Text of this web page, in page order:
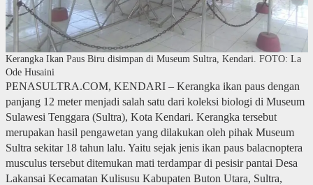
Kerangka Ikan Paus Biru disimpan di Museum Sultra, Kendari. FOTO: La
Ode Husaini
PENASULTRA.COM, KENDARI – Kerangka ikan paus dengan
panjang 12 meter menjadi salah satu dari koleksi biologi di Museum
Sulawesi Tenggara (Sultra), Kota Kendari. Kerangka tersebut
merupakan hasil pengawetan yang dilakukan oleh pihak Museum
Sultra sekitar 18 tahun lalu. Yaitu sejak jenis ikan paus balacnoptera
musculus tersebut ditemukan mati terdampar di pesisir pantai Desa
Lakansai Kecamatan Kulisusu Kabupaten Buton Utara, Sultra,